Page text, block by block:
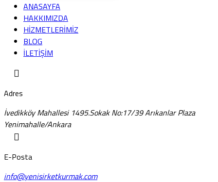
ANASAYFA
HAKKIMIZDA
HİZMETLERİMİZ
BLOG
İLETİŞİM
Adres
İvedikköy Mahallesi 1495.Sokak No:17/39 Arıkanlar Plaza
Yenimahalle/Ankara
E-Posta
info@yenisirketkurmak.com